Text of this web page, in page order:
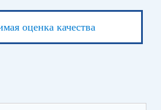
оценка качества